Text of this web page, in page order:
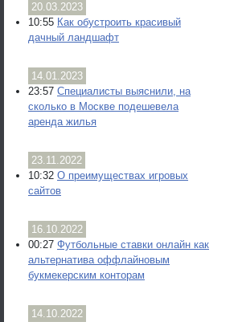
20.03.2023
10:55 Как обустроить красивый
дачный ландшафт
14.01.2023
23:57 Специалисты выяснили, на
сколько в Москве подешевела
аренда жилья
23.11.2022
10:32 О преимуществах игровых
сайтов
16.10.2022
00:27 Футбольные ставки онлайн как
альтернатива оффлайновым
букмекерским конторам
14.10.2022